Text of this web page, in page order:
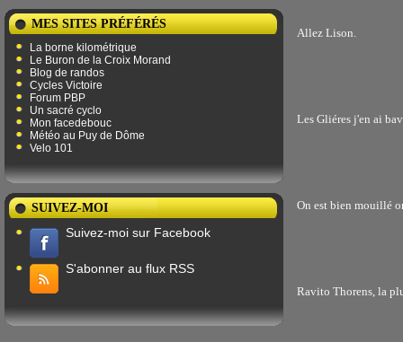
MES SITES PRÉFÉRÉS
La borne kilométrique
Le Buron de la Croix Morand
Blog de randos
Cycles Victoire
Forum PBP
Un sacré cyclo
Mon facedebouc
Météo au Puy de Dôme
Velo 101
SUIVEZ-MOI
Suivez-moi sur Facebook
S'abonner au flux RSS
Allez Lison.
Les Gliéres j'en ai
On est bien mouillé
Ravito Thorens, la